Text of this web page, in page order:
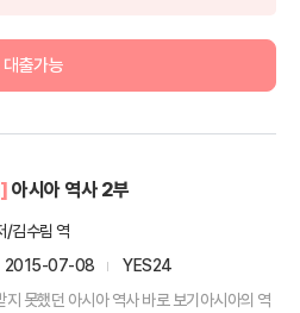
대출가능
아시아 역사 2부
/김수림 역
2015-07-08
YES24
지 못했던 아시아 역사 바로 보기아시아의 역